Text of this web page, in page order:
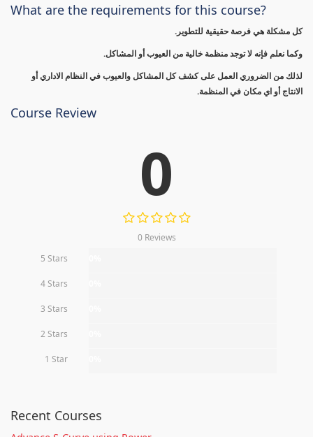
What are the requirements for this course?
كل مشكلة هي فرصة حقيقية للتطوير.
وكما نعلم فإنه لا توجد منظمة خالية من العيوب أو المشاكل.
لذلك من الضروري العمل على كشف كل المشاكل والعيوب في النظام الاداري أو
الانتاج أو اي مكان في المنظمة.
Course Review
0
0 Reviews
5 Stars
4 Stars
3 Stars
2 Stars
1 Star
Recent Courses